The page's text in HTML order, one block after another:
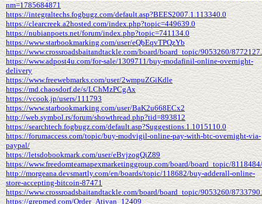
nm=1785684871
https://integraltechs.fogbugz.com/default.asp?BEES2007.1.113340.0
https://clearcreek.a2hosted.com/index.php?topic=449639.0
https://nubianpoets.net/forum/index.php?topic=741134.0
https://www.starbookmarking.com/user/eQbEqvTPQzYb
https://www.crossroadsbaitandtackle.com/board/board_topic/9053260/
https://www.adpost4u.com/for-sale/1309711/buy-modafinil-online-overnight-
delivery
https://www.freewebmarks.com/user/2wmpuZGiKdle
https://md.chaosdorf.de/s/LChMzPCgAx
https://vcook.jp/users/111793
https://www.starbookmarking.com/user/BaK2u668ECx2
http://web.symbol.rs/forum/showthread.php?tid=893812
https://searchtech.fogbugz.com/default.asp?Suggestions.1.1015110.0
https://forumaccess.com/topic/buy-modvigil-online-pay-with-btc-overnight-via-
paypal/
https://letsdobookmark.com/user/eBvjzogQiZ89
https://www.freedomteamapexmarketinggroup.com/board/board_topic/
http://morgeana.devsmartly.com/en/boards/topic/118682/buy-adderall-online-
store-accepting-bitcoin-87471
https://www.crossroadsbaitandtackle.com/board/board_topic/9053260/
https://grepmed.com/Order_Ativan_12409